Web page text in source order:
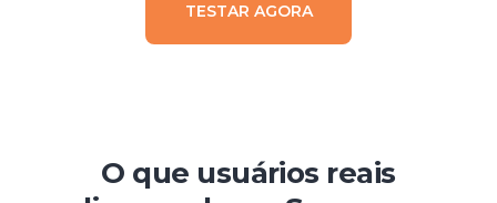
TESTAR AGORA
O que usuários reais